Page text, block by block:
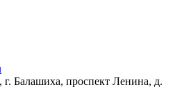
г. Балашиха, проспект Ленина, д.